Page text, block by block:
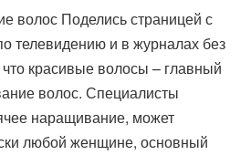
волос Поделись страницей с
телевидению и в журналах без
красивые волосы – главный
волос. Специалисты
наращивание, может
любой женщине, основный